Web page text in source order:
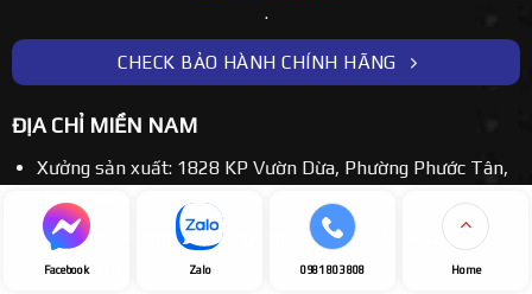
.
CHECK BẢO HÀNH CHÍNH HÃNG
ĐỊA CHỈ MIỀN NAM
Xưởng sản xuất: 1828 KP Vườn Dừa, Phường Phước Tân,
Đồng Nai.
VP: 01 KP Khánh Lộc, Phường Tân Hiệp, TPHCM (Bình
Dương cũ)
Facebook Zalo 0981 803 808 Home